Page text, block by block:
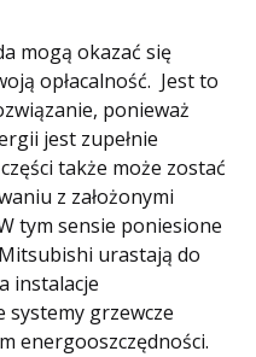
mogą okazać się
opłacalność. Jest to
ponieważ
jest zupełnie
także może zostać
z założonymi
tym sensie poniesione
urastają do
instalacje
grzewcze
energooszczędności.